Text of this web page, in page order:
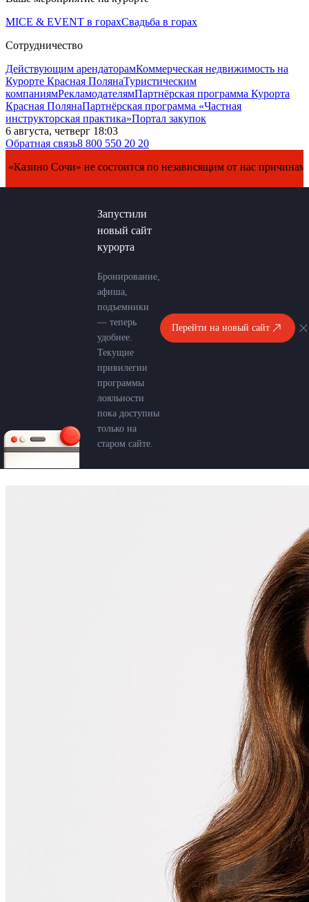
MICE & EVENT в горахСвадьба в горах
Сотрудничество
Действующим арендаторамКоммерческая недвижимость на
Курорте Красная ПолянаТуристическим
компаниямРекламодателямПартнёрская программа Курорта
Красная ПолянаПартнёрская программа «Частная
инструкторская практика»Портал закупок
6 августа, четверг 18:03
Обратная связь8 800 550 20 20
Сочи» не состоится по независящим от нас причинам.
Запустили
новый сайт
курорта
Бронирование,
афиша,
подъемники
— теперь
удобнее.
Текущие
привилегии
программы
лояльности
пока доступны
только на
старом сайте.
Перейти на новый сайт